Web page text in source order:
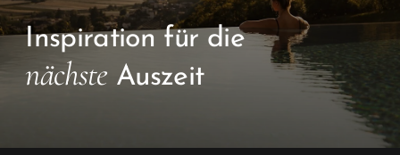
Inspiration für die
nächste Auszeit